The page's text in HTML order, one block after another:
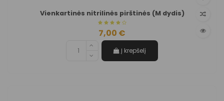
Vienkartinės nitrilinės pirštinės (M dydis)
7,00 €
Į krepšelį